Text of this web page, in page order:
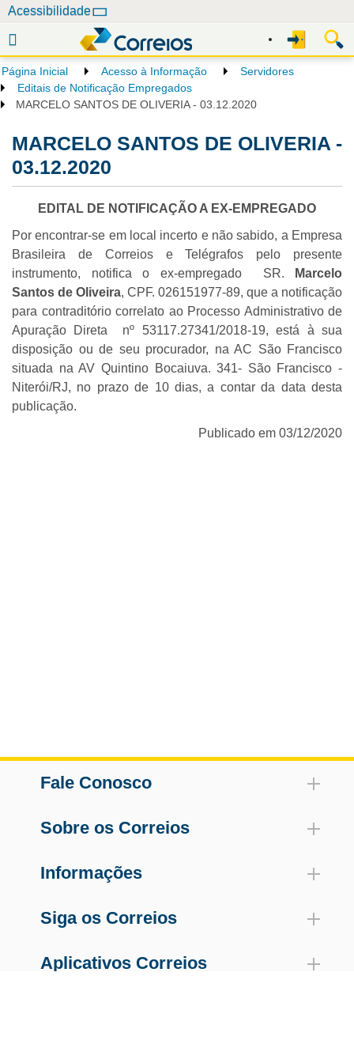
e
g
a
Acessibilidade
Página Inicial Acesso à Informação
Servidores
Editais de Notificação Empregados
MARCELO SANTOS DE OLIVERIA - 03.12.2020
MARCELO SANTOS DE OLIVERIA -
03.12.2020
EDITAL DE NOTIFICAÇÃO A EX-EMPREGADO
Por encontrar-se em local incerto e não sabido, a Empresa
Brasileira de Correios e Telégrafos pelo presente
instrumento, notifica o ex-empregado SR.
Marcelo
Santos de Oliveira, CPF. 026151977-89, que a notificação
para contraditório correlato ao Processo Administrativo de
Apuração Direta nº 53117.27341/2018-19, está à sua
disposição ou de seu procurador, na AC São Francisco
situada na AV Quintino Bocaiuva. 341- São Francisco -
Niterói/RJ, no prazo de 10 dias, a contar da data desta
publicação.
Publicado em 03/12/2020
Fale Conosco
Sobre os Correios
Informações
Siga os Correios
Aplicativos Correios